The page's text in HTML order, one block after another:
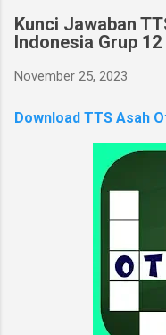
Kunci Jawaban
Indonesia Grup 12
November 25, 2023
Download TTS Asah